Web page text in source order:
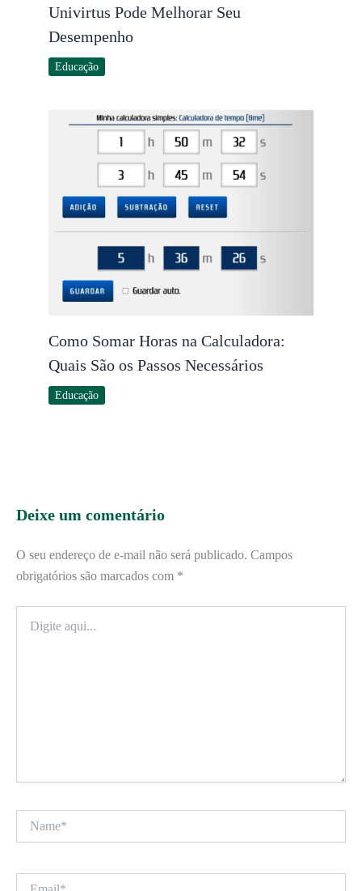
Univirtus Pode Melhorar Seu
Desempenho
Educação
Como Somar Horas na Calculadora:
Quais São os Passos Necessários
Educação
Deixe um comentário
O seu endereço de e-mail não será publicado. Campos
obrigatórios são marcados com *
aqui...